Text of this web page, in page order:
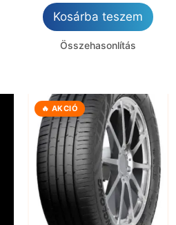
Kosárba teszem
Összehasonlítás